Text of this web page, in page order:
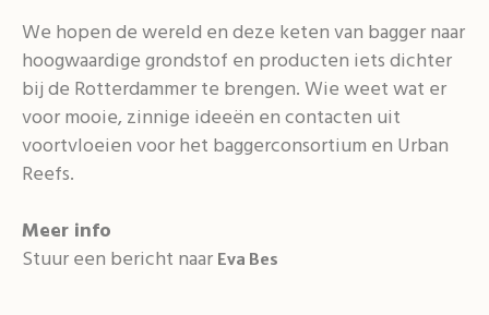
We hopen de wereld en deze keten van bagger naar
hoogwaardige grondstof en producten iets dichter
bij de Rotterdammer te brengen. Wie weet wat er
voor mooie, zinnige ideeën en contacten uit
voortvloeien voor het baggerconsortium en Urban
Reefs.
Meer info
Stuur een bericht naar Eva Bes